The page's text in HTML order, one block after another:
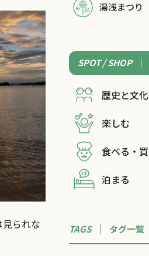
られな
湯浅まつり
SPOT / SHOP
歴史と文化
楽しむ
食べる・
泊まる
TAGS タグ一覧